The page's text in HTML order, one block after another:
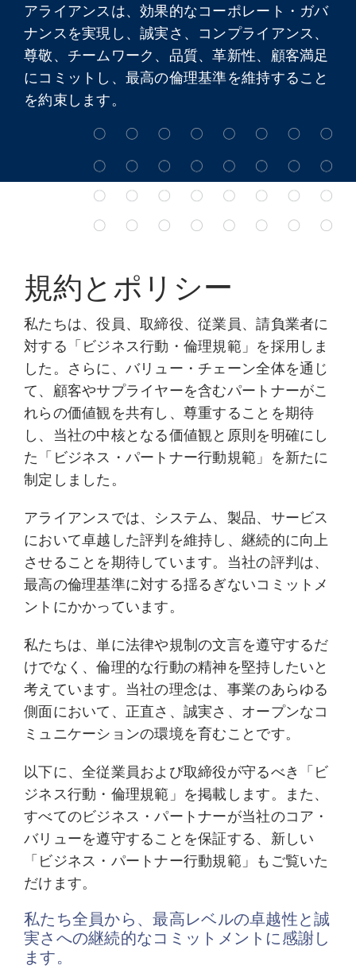
アライアンスは、効果的なコーポレート・ガバ
ナンスを実現し、誠実さ、コンプライアンス、
尊敬、チームワーク、品質、革新性、顧客満足
にコミットし、最高の倫理基準を維持すること
を約束します。
規約とポリシー
私たちは、役員、取締役、従業員、請負業者に
対する「ビジネス行動・倫理規範」を採用しま
した。さらに、バリュー・チェーン全体を通じ
て、顧客やサプライヤーを含むパートナーがこ
れらの価値観を共有し、尊重することを期待
し、当社の中核となる価値観と原則を明確にし
た「ビジネス・パートナー行動規範」を新たに
制定しました。
アライアンスでは、システム、製品、サービス
において卓越した評判を維持し、継続的に向上
させることを期待しています。当社の評判は、
最高の倫理基準に対する揺るぎないコミットメ
ントにかかっています。
私たちは、単に法律や規制の文言を遵守するだ
けでなく、倫理的な行動の精神を堅持したいと
考えています。当社の理念は、事業のあらゆる
側面において、正直さ、誠実さ、オープンなコ
ミュニケーションの環境を育むことです。
以下に、全従業員および取締役が守るべき「ビ
ジネス行動・倫理規範」を掲載します。また、
すべてのビジネス・パートナーが当社のコア・
バリューを遵守することを保証する、新しい
「ビジネス・パートナー行動規範」もご覧いた
だけます。
私たち全員から、最高レベルの卓越性と誠
実さへの継続的なコミットメントに感謝し
ます。